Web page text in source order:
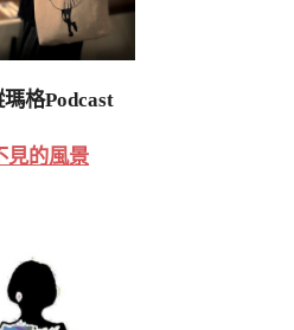
格Podcast
見的風景